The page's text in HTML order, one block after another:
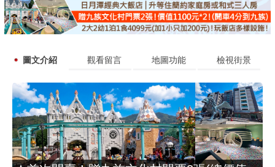
圖文介紹 觀看留言 地圖功能 檢視街景